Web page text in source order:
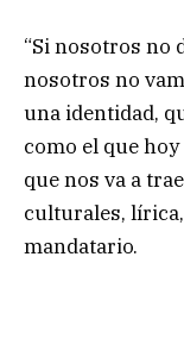
“Si nosotros no
nosotros no
una identidad,
como el que
que nos va a
culturales,
mandatario.